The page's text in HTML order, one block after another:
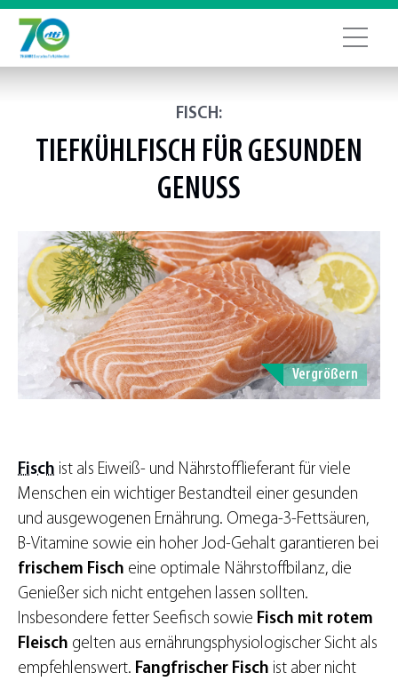
FISCH:
TIEFKÜHLFISCH FÜR GESUNDEN
GENUSS
Vergrößern
Fisch ist als Eiweiß- und Nährstofflieferant für viele
Menschen ein wichtiger Bestandteil einer gesunden
und ausgewogenen Ernährung. Omega-3-Fettsäuren,
B-Vitamine sowie ein hoher Jod-Gehalt garantieren bei
frischem Fisch eine optimale Nährstoffbilanz, die
Genießer sich nicht entgehen lassen sollten.
Insbesondere fetter Seefisch sowie Fisch mit rotem
Fleisch gelten aus ernährungsphysiologischer Sicht als
empfehlenswert. Fangfrischer Fisch ist aber nicht